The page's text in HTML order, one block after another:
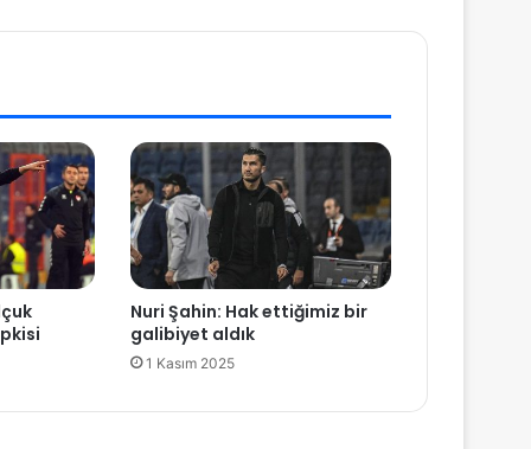
Nuri Şahin: Hak ettiğimiz bir
galibiyet aldık
1 Kasım 2025